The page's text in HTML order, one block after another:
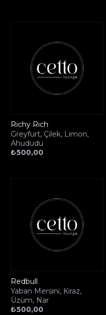
Richy Rich
Greyfurt, Çilek, Limon,
Ahududu
₺500,00
Redbull
Yaban Mersini, Kiraz,
Üzüm, Nar
₺500,00